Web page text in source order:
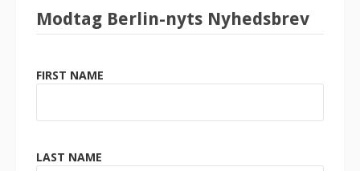
Modtag Berlin-nyts Nyhedsbrev
FIRST NAME
LAST NAME